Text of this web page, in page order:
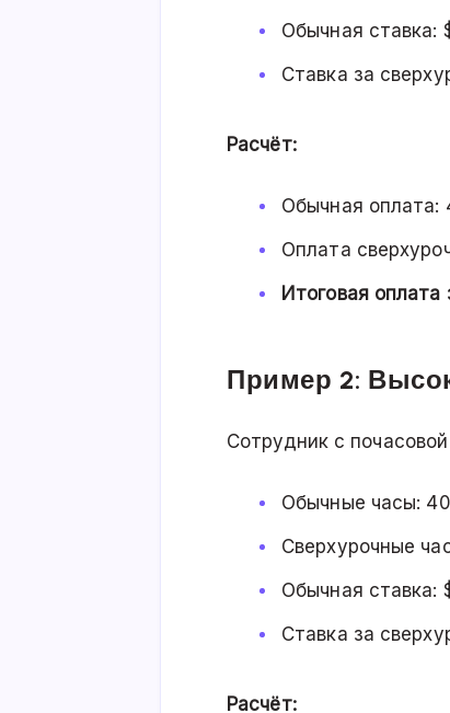
Обычная ставка:
Ставка за
Расчёт:
Обычная оплата:
Оплата
Итоговая
Пример 2:
Сотрудник с
Обычные часы: 40
Сверхурочные
Обычная ставка:
Ставка за
Расчёт: